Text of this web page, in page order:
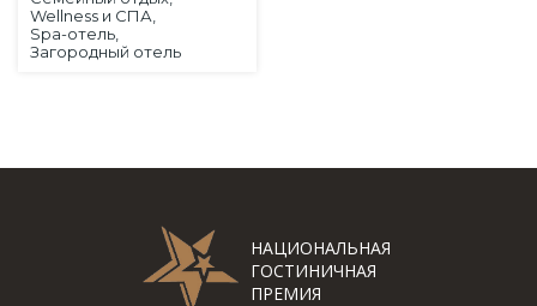
Wellness и СПА,
Spa-отель,
Загородный отель
НАЦИОНАЛЬНАЯ
ГОСТИНИЧНАЯ
ПРЕМИЯ